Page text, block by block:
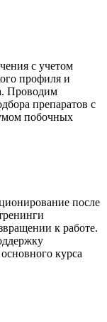
с учетом
профиля и
Проводим
препаратов с
побочных
после
к работе.
курса